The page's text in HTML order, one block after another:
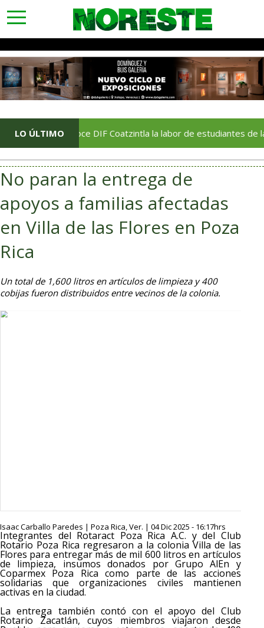
toggle
navigation
LO ÚLTIMO
Reconoce DIF Coatzintla la labor de estudiantes de la
No paran la entrega de
apoyos a familias afectadas
en Villa de las Flores en Poza
Rica
Un total de 1,600 litros en artículos de limpieza y 400
cobijas fueron distribuidos entre vecinos de la colonia.
Isaac Carballo Paredes | Poza Rica, Ver. | 04 Dic 2025 - 16:17hrs
Integrantes del Rotaract Poza Rica A.C. y del Club
Rotario Poza Rica regresaron a la colonia Villa de las
Flores para entregar más de mil 600 litros en artículos
de limpieza, insumos donados por Grupo AlEn y
Coparmex Poza Rica como parte de las acciones
solidarias que organizaciones civiles mantienen
activas en la ciudad.
La entrega también contó con el apoyo del Club
Rotario Zacatlán, cuyos miembros viajaron desde